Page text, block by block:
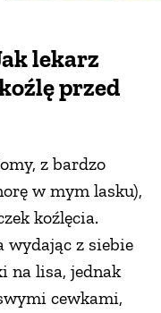
lekarz
przed
z bardzo
w mym lasku),
koźlęcia.
wydając z siebie
na lisa, jednak
cewkami,